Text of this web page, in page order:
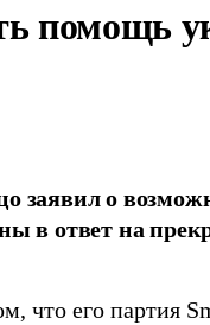
помощь
заявил о
в ответ на
что его партия